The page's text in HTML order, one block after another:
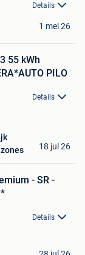
Details
1 mei 26
55 kWh
PILO
Details
18 jul 26
- SR -
Details